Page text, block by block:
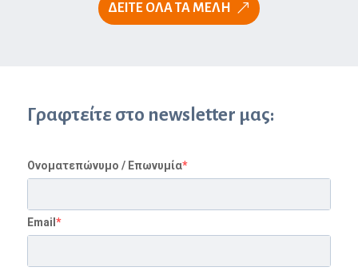
ΔΕΙΤΕ ΟΛΑ ΤΑ ΜΕΛΗ
Γραφτείτε στο newsletter μας:
Ονοματεπώνυμο / Επωνυμία
Email